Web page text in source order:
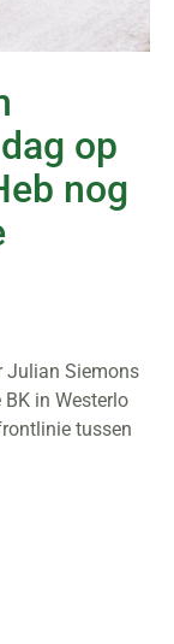
op
nog
Julian Siemons
in Westerlo
tussen